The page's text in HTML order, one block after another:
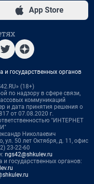
App Store
государственных органов
(18+)
по надзору в сфере связи,
коммуникаций
и дата принятия решения о
от 07.08.2020 г.
"ИНТЕРНЕТ
Николаевич
ул. 50 лет Октября, д. 11, офис
23-22-60
ngs42@shkulev.ru
государственных органов: